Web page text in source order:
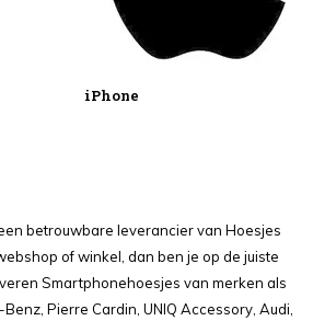
iPhone
betrouwbare leverancier van Hoesjes
of winkel, dan ben je op de juiste
Smartphonehoesjes van merken als
Pierre Cardin, UNIQ Accessory, Audi,